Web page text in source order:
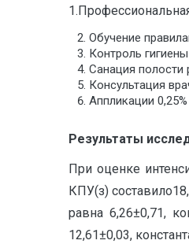
Обучение
Контроль гигиены
Санация полости
Консультация
Аппликации
Результаты
При оценке
КПУ(з)
равна 6,26±0,71,
12,61±0,03,